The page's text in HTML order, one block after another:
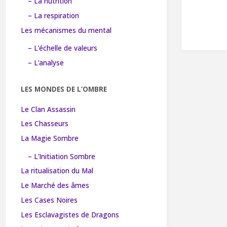
– La respiration
Les mécanismes du mental
– L’échelle de valeurs
– L’analyse
LES MONDES DE L’OMBRE
Le Clan Assassin
Les Chasseurs
La Magie Sombre
– L’Initiation Sombre
La ritualisation du Mal
Le Marché des âmes
Les Cases Noires
Les Esclavagistes de Dragons